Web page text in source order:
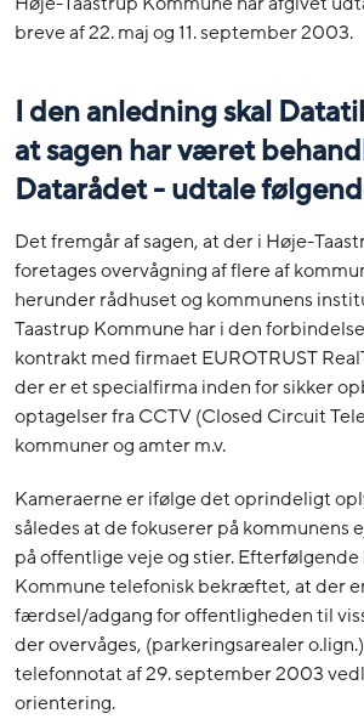
breve af 22. maj og 11. september 2003.
I den anledning skal
at sagen har været
Datarådet - udtale
Det fremgår af sagen, at der i Høje-
foretages overvågning af flere af
herunder rådhuset og kommunens
Taastrup Kommune har i den
kontrakt med firmaet EUROTRUST
der er et specialfirma inden for sikker
optagelser fra CCTV (Closed Circuit
kommuner og amter m.v.
Kameraerne er ifølge det oprindeligt
således at de fokuserer på kommunens
på offentlige veje og stier.
Kommune telefonisk bekræftet, at der
færdsel/adgang for offentligheden til
der overvåges, (parkeringsarealer
telefonnotat af 29. september 2003
orientering.